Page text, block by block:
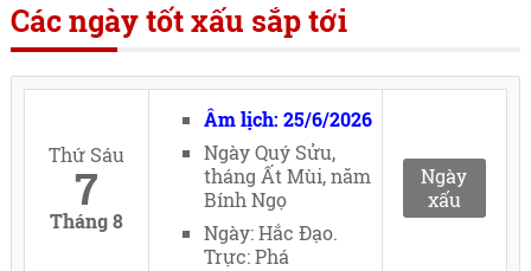
Các ngày tốt xấu sắp tới
Thứ Sáu
7
Tháng 8
Âm lịch: 25/6/2026
Ngày Quý Sửu,
tháng Ất Mùi, năm
Bính Ngọ
Ngày: Hắc Đạo.
Trực: Phá
Ngày
xấu